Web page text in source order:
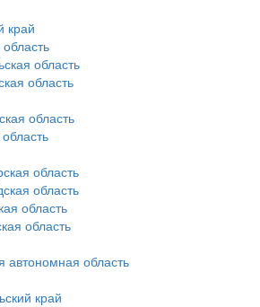
край
область
область
область
область
область
область
область
автономная область
край